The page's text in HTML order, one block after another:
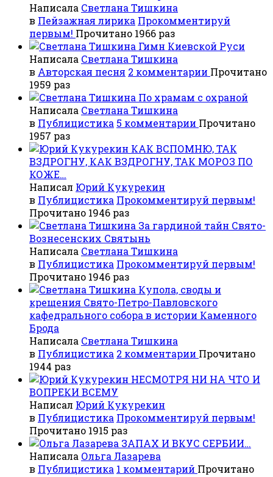
Написала Светлана Тишкина
в Пейзажная лирика Прокомментируй
первым! Прочитано 1966 раз
Гимн Киевской Руси
Написала Светлана Тишкина
в Авторская песня 2 комментарии Прочитано
1959 раз
По храмам с охраной
Написала Светлана Тишкина
в Публицистика 5 комментарии Прочитано
1957 раз
КАК ВСПОМНЮ, ТАК
ВЗДРОГНУ, КАК ВЗДРОГНУ, ТАК МОРОЗ ПО
КОЖЕ…
Написал Юрий Кукурекин
в Публицистика Прокомментируй первым!
Прочитано 1946 раз
За гардиной тайн Свято-
Вознесенских Святынь
Написала Светлана Тишкина
в Публицистика Прокомментируй первым!
Прочитано 1946 раз
Купола, своды и
крещения Свято-Петро-Павловского
кафедрального собора в истории Каменного
Брода
Написала Светлана Тишкина
в Публицистика 2 комментарии Прочитано
1944 раз
НЕСМОТРЯ НИ НА ЧТО И
ВОПРЕКИ ВСЕМУ
Написал Юрий Кукурекин
в Публицистика Прокомментируй первым!
Прочитано 1915 раз
ЗАПАХ И ВКУС СЕРБИИ…
Написала Ольга Лазарева
в Публицистика 1 комментарий Прочитано